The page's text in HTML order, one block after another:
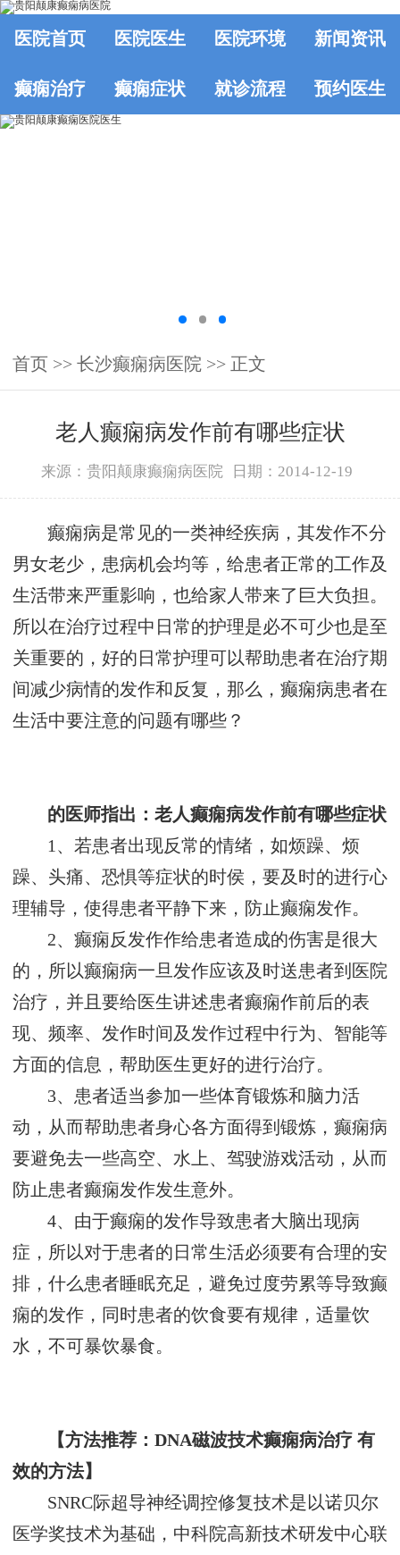
医院首页 医院医生 医院环境 新闻资讯
癫痫治疗 癫痫症状 就诊流程 预约医生
首页 >> 长沙癫痫病医院 >> 正文
老人癫痫病发作前有哪些症状
来源：贵阳颠康癫痫病医院 日期：2014-12-19
癫痫病是常见的一类神经疾病，其发作不分
男女老少，患病机会均等，给患者正常的工作及
生活带来严重影响，也给家人带来了巨大负担。
所以在治疗过程中日常的护理是必不可少也是至
关重要的，好的日常护理可以帮助患者在治疗期
间减少病情的发作和反复，那么，癫痫病患者在
生活中要注意的问题有哪些？
的医师指出：老人癫痫病发作前有哪些症状
1、若患者出现反常的情绪，如烦躁、烦
躁、头痛、恐惧等症状的时侯，要及时的进行心
理辅导，使得患者平静下来，防止癫痫发作。
2、癫痫反发作作给患者造成的伤害是很大
的，所以癫痫病一旦发作应该及时送患者到医院
治疗，并且要给医生讲述患者癫痫作前后的表
现、频率、发作时间及发作过程中行为、智能等
方面的信息，帮助医生更好的进行治疗。
3、患者适当参加一些体育锻炼和脑力活
动，从而帮助患者身心各方面得到锻炼，癫痫病
要避免去一些高空、水上、驾驶游戏活动，从而
防止患者癫痫发作发生意外。
4、由于癫痫的发作导致患者大脑出现病
症，所以对于患者的日常生活必须要有合理的安
排，什么患者睡眠充足，避免过度劳累等导致癫
痫的发作，同时患者的饮食要有规律，适量饮
水，不可暴饮暴食。
【方法推荐：DNA磁波技术癫痫病治疗 有
效的方法】
SNRC际超导神经调控修复技术是以诺贝尔
医学奖技术为基础，中科院高新技术研发中心联